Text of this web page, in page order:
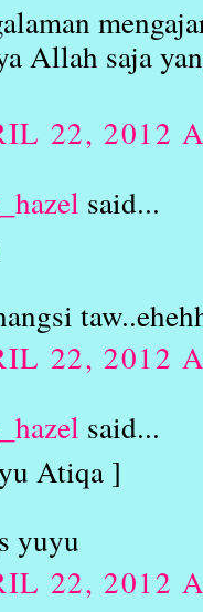
Allah saja
22, 2012
said...
22, 2012
said...
Atiqa ]
yuyu
22, 2012